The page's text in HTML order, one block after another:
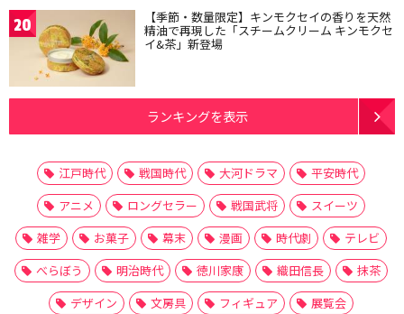
20 【季節・数量限定】キンモクセイの香りを天然
精油で再現した「スチームクリーム キンモクセ
イ&茶」新登場
ランキングを表示
江戸時代 戦国時代 大河ドラマ
平安時代
アニメ
ロングセラー 戦国武将
スイーツ
雑学
お菓子 幕末 漫画 時代劇
テレビ
べらぼう
明治時代 徳川家康 織田信長
抹茶
デザイン
文房具 フィギュア
展覧会